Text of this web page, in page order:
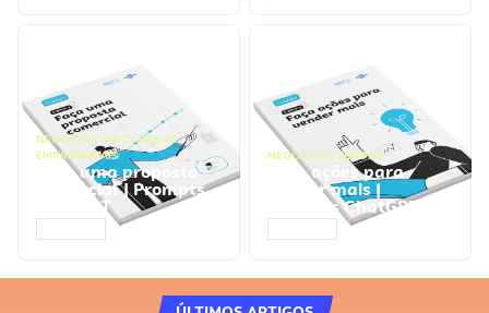
NEGÓCIOS, PROCESSOS
EMPRESARIAIS
Faça uma proposta
comercial | Prompts
ChatGPT
NEGÓCIOS, VENDAS
Faça ações para
vender mais |
Prompts ChatGPT